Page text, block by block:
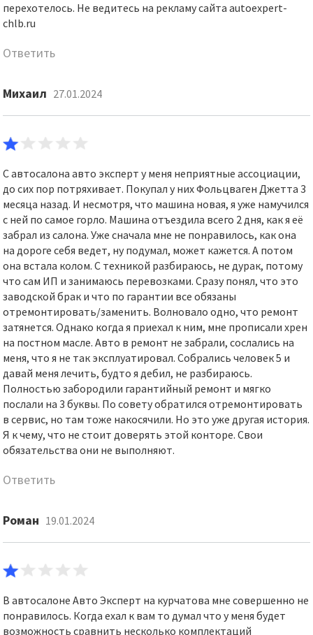
перехотелось. Не ведитесь на рекламу сайта autoexpert-
chlb.ru
Ответить
Михаил 27.01.2024
С автосалона авто эксперт у меня неприятные ассоциации,
до сих пор потряхивает. Покупал у них Фольцваген Джетта 3
месяца назад. И несмотря, что машина новая, я уже намучился
с ней по самое горло. Машина отъездила всего 2 дня, как я её
забрал из салона. Уже сначала мне не понравилось, как она
на дороге себя ведет, ну подумал, может кажется. А потом
она встала колом. С техникой разбираюсь, не дурак, потому
что сам ИП и занимаюсь перевозками. Сразу понял, что это
заводской брак и что по гарантии все обязаны
отремонтировать/заменить. Волновало одно, что ремонт
затянется. Однако когда я приехал к ним, мне прописали хрен
на постном масле. Авто в ремонт не забрали, сослались на
меня, что я не так эксплуатировал. Собрались человек 5 и
давай меня лечить, будто я дебил, не разбираюсь.
Полностью забородили гарантийный ремонт и мягко
послали на 3 буквы. По совету обратился отремонтировать
в сервис, но там тоже накосячили. Но это уже другая история.
Я к чему, что не стоит доверять этой конторе. Свои
обязательства они не выполняют.
Ответить
Роман 19.01.2024
В автосалоне Авто Эксперт на курчатова мне совершенно не
понравилось. Когда ехал к вам то думал что у меня будет
возможность сравнить несколько комплектаций